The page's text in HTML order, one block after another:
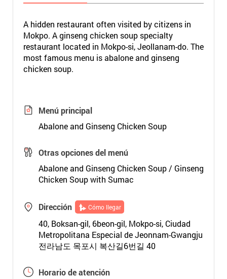
A hidden restaurant often visited by citizens in
Mokpo. A ginseng chicken soup specialty
restaurant located in Mokpo-si, Jeollanam-do. The
most famous menu is abalone and ginseng
chicken soup.
Menú principal
Abalone and Ginseng Chicken Soup
Otras opciones del menú
Abalone and Ginseng Chicken Soup / Ginseng
Chicken Soup with Sumac
Dirección Cómo llegar
40, Boksan-gil, 6beon-gil, Mokpo-si, Ciudad
Metropolitana Especial de Jeonnam-Gwangju
전라남도 목포시 복산길6번길 40
Horario de atención